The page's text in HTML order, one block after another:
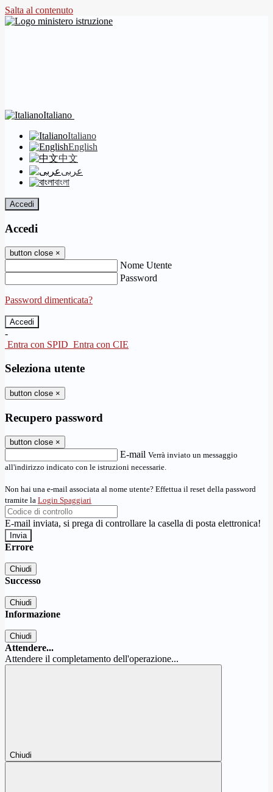
Salta al contenuto
Italiano
Italiano
English
中文
عربى
বাংলা
Accedi
Accedi
button close ×
Nome Utente
Password
Password dimenticata?
-
Entra con SPID Entra con CIE
Seleziona utente
button close ×
Recupero password
button close ×
E-mail Verrà inviato un messaggio
all'indirizzo indicato con le istruzioni necessarie.
Non hai una e-mail associata al nome utente? Effettua il reset della password
tramite la Login Spaggiari
E-mail inviata, si prega di controllare la casella di posta elettronica!
Errore
Chiudi
Successo
Chiudi
Informazione
Chiudi
Attendere...
Attendere il completamento dell'operazione...
Chiudi